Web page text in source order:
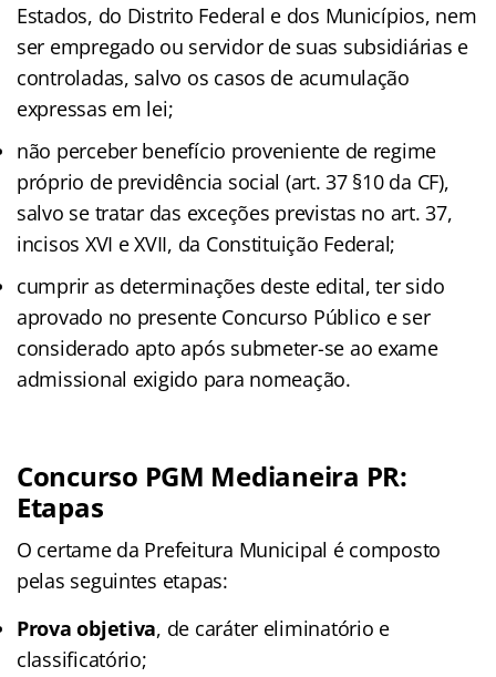
Estados, do Distrito Federal e dos Municípios, nem
ser empregado ou servidor de suas subsidiárias e
controladas, salvo os casos de acumulação
expressas em lei;
não perceber benefício proveniente de regime
próprio de previdência social (art. 37 §10 da CF),
salvo se tratar das exceções previstas no art. 37,
incisos XVI e XVII, da Constituição Federal;
cumprir as determinações deste edital, ter sido
aprovado no presente Concurso Público e ser
considerado apto após submeter-se ao exame
admissional exigido para nomeação.
Concurso PGM Medianeira PR:
Etapas
O certame da Prefeitura Municipal é composto
pelas seguintes etapas:
Prova objetiva, de caráter eliminatório e
classificatório;